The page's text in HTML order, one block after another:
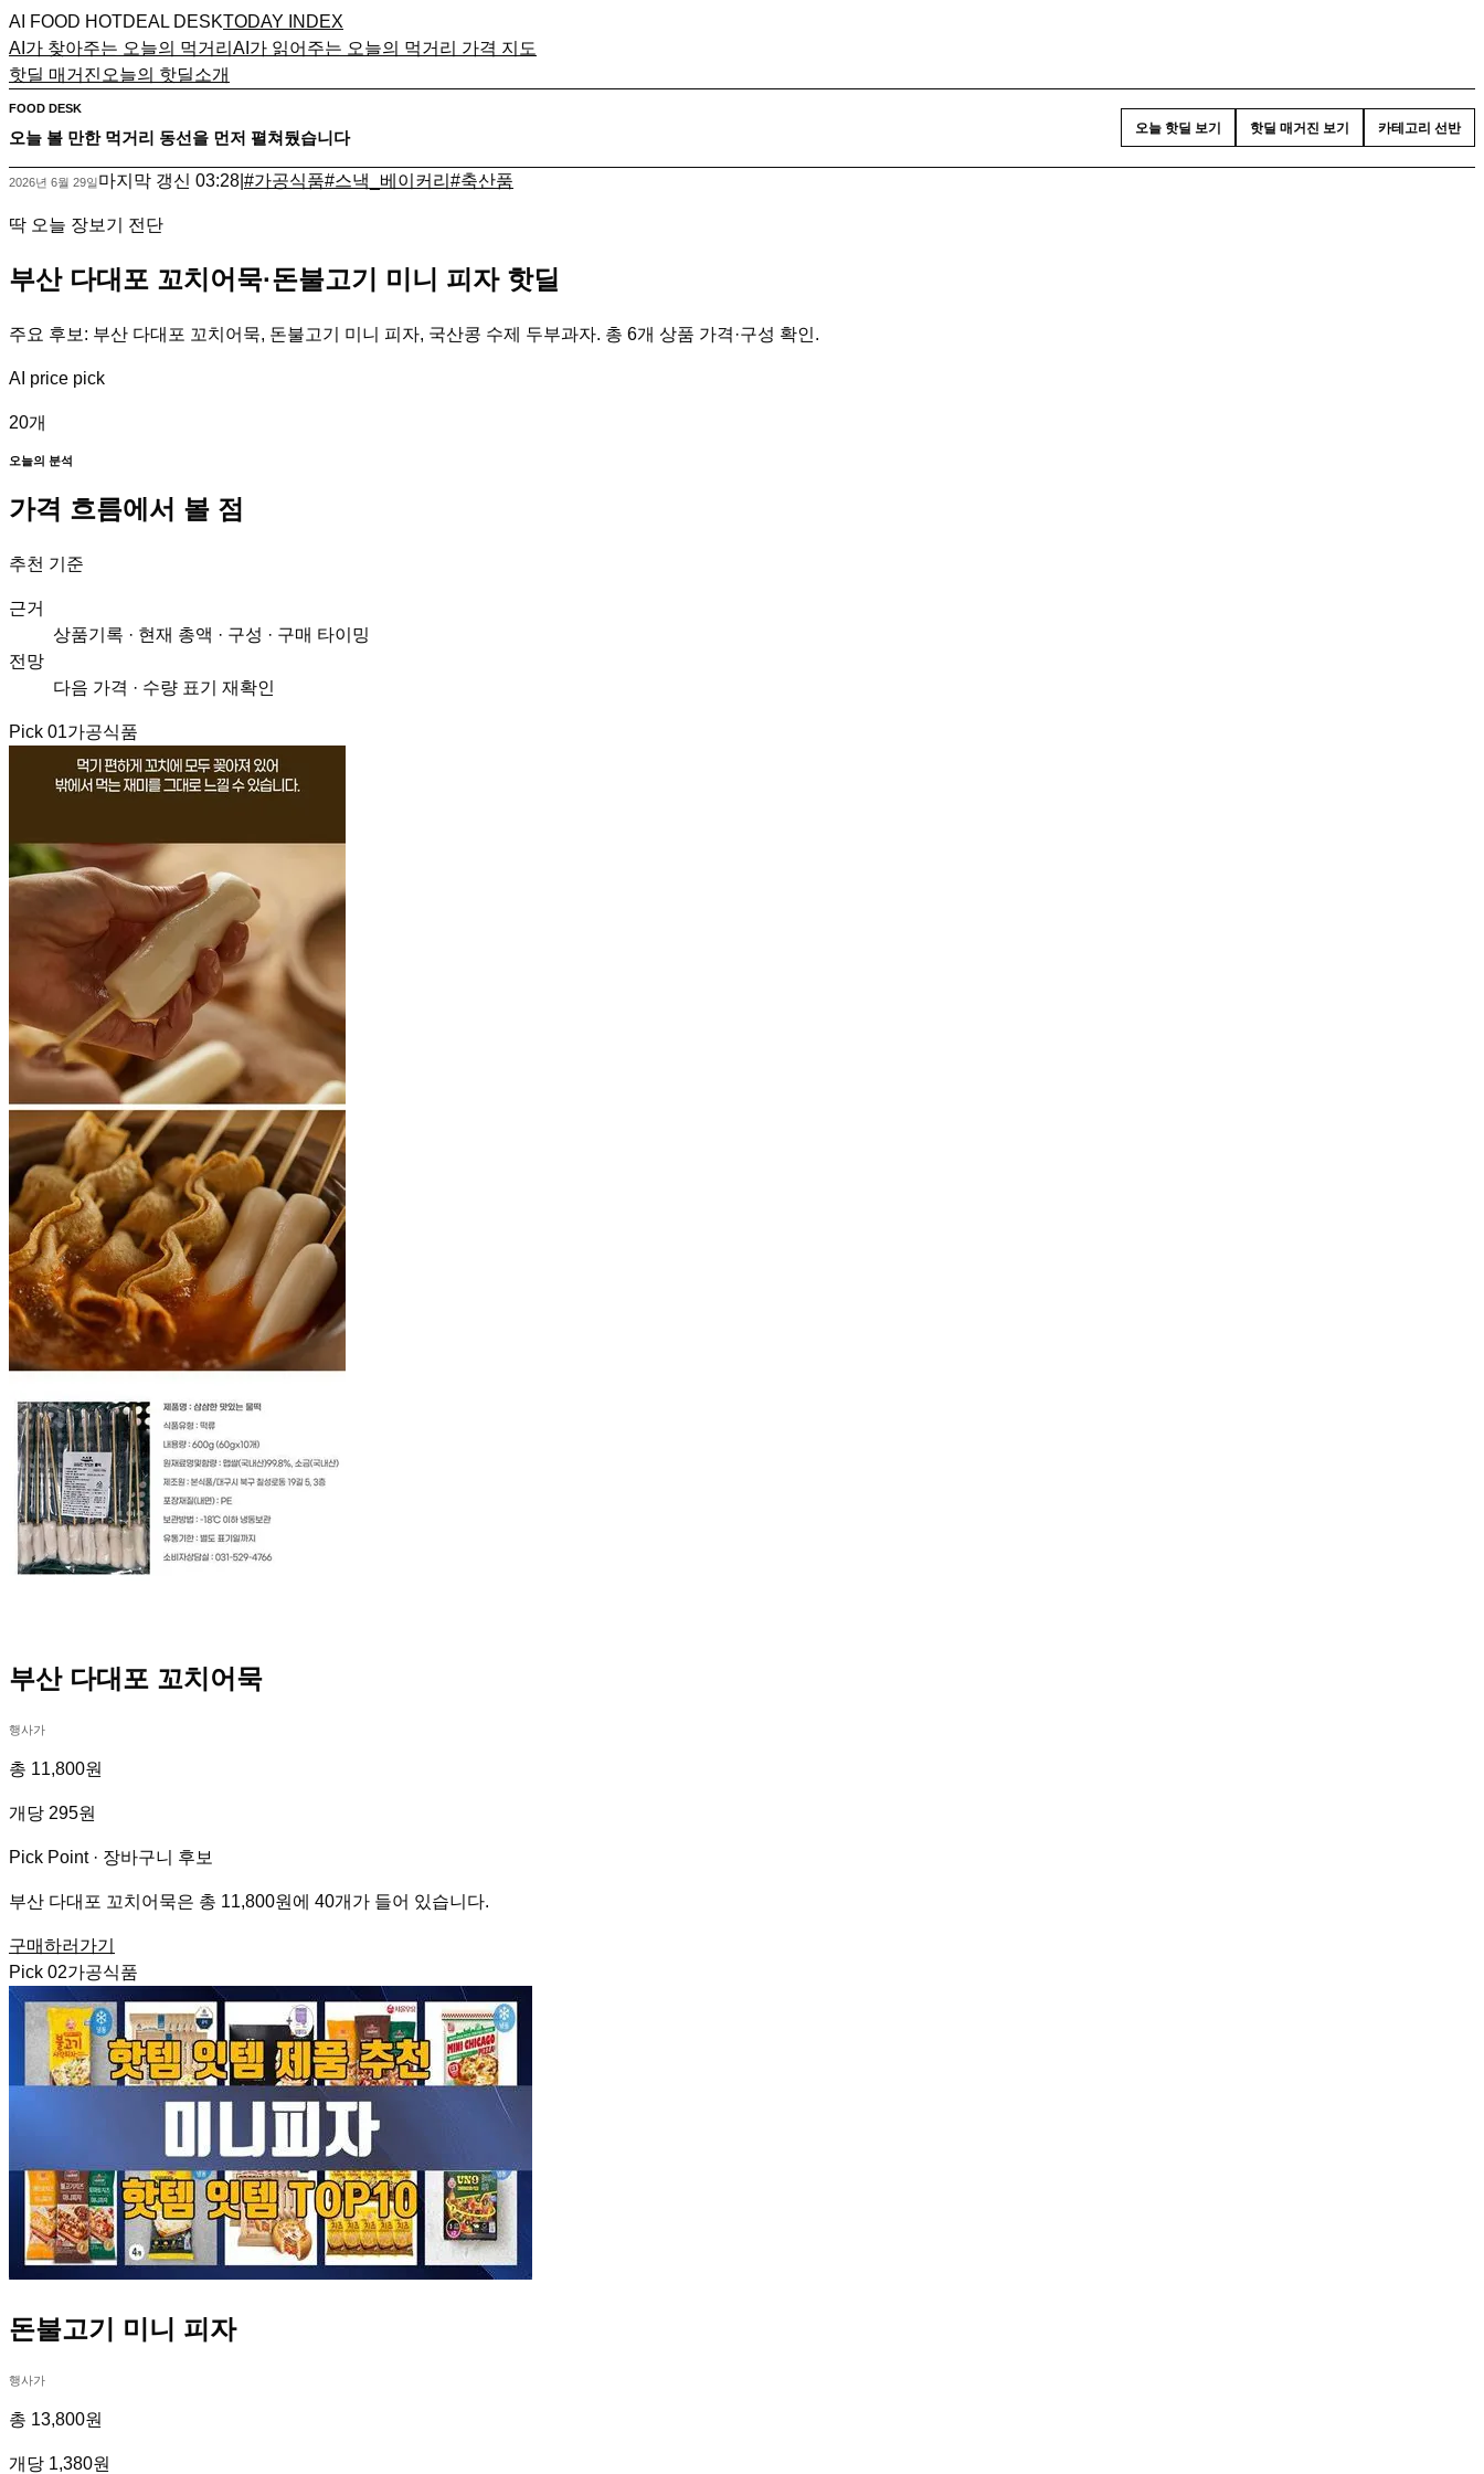
AI FOOD HOTDEAL DESKTODAY INDEX
AI가 찾아주는 오늘의 먹거리 AI가 읽어주는 오늘의 먹거리 가격 지도
핫딜 매거진 오늘의 핫딜소개
FOOD DESK
오늘 볼 만한 먹거리 동선을 먼저 펼쳐뒀습니다
오늘 핫딜 보기 핫딜 매거진 보기 카테고리 선반
2026년 6월 29일마지막 갱신 03:28 #가공식품#스낵_베이커리 #축산품
딱 오늘 장보기 전단
부산 다대포 꼬치어묵·돈불고기 미니 피자 핫딜
주요 후보: 부산 다대포 꼬치어묵, 돈불고기 미니 피자, 국산콩 수제 두부과자. 총 6개 상품 가격·구성 확인.
AI price pick
20개
오늘의 분석
가격 흐름에서 볼 점
추천 기준
근거
상품기록 · 현재 총액 · 구성 · 구매 타이밍
전망
다음 가격 · 수량 표기 재확인
Pick 01가공식품
부산 다대포 꼬치어묵
행사가
총 11,800원
개당 295원
Pick Point · 장바구니 후보
부산 다대포 꼬치어묵은 총 11,800원에 40개가 들어 있습니다.
구매하러가기
Pick 02가공식품
돈불고기 미니 피자
행사가
총 13,800원
개당 1,380원